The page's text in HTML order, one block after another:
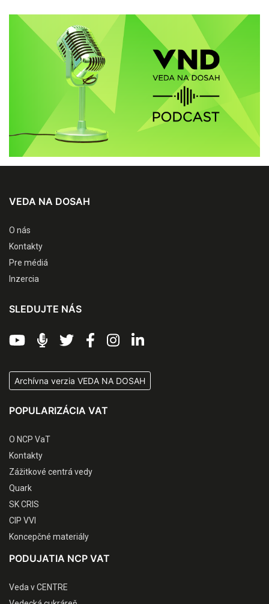
VEDA NA DOSAH
O nás
Kontakty
Pre médiá
Inzercia
SLEDUJTE NÁS
Archívna verzia VEDA NA DOSAH
POPULARIZÁCIA VAT
O NCP VaT
Kontakty
Zážitkové centrá vedy
Quark
SK CRIS
CIP VVI
Koncepčné materiály
PODUJATIA NCP VAT
Veda v CENTRE